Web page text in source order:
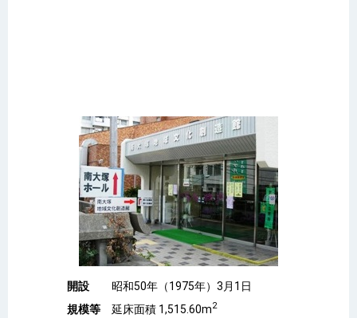
開設
昭和50年（1975年）3月1日
規模等
延床面積 1,515.60m2